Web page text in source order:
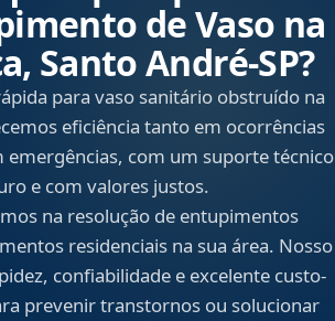
de Vaso na
Santo André‑SP?
para vaso sanitário obstruído na
eficiência tanto em ocorrências
emergências, com um suporte técnico
e com valores justos.
na resolução de entupimentos
residenciais na sua área. Nosso
confiabilidade e excelente custo-
prevenir transtornos ou solucionar